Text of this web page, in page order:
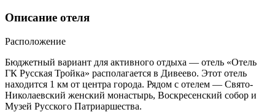
Описание отеля
Расположение
Бюджетный вариант для активного отдыха — отель «Отель
ГК Русская Тройка» располагается в Дивеево. Этот отель
находится 1 км от центра города. Рядом с отелем — Свято-
Николаевский женский монастырь, Воскресенский собор и
Музей Русского Патриаршества.